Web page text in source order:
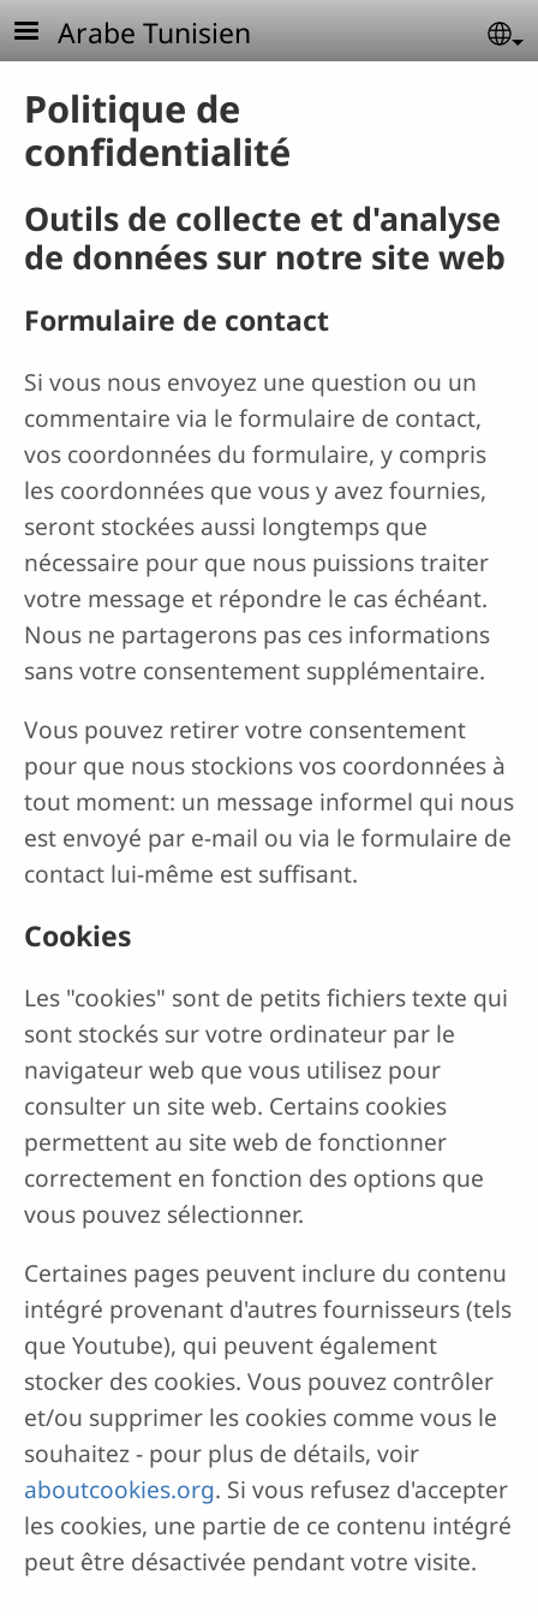
Aller au contenu principal
Arabe Tunisien
Politique de
confidentialité
Outils de collecte et d'analyse
de données sur notre site web
Formulaire de contact
Si vous nous envoyez une question ou un
commentaire via le formulaire de contact,
vos coordonnées du formulaire, y compris
les coordonnées que vous y avez fournies,
seront stockées aussi longtemps que
nécessaire pour que nous puissions traiter
votre message et répondre le cas échéant.
Nous ne partagerons pas ces informations
sans votre consentement supplémentaire.
Vous pouvez retirer votre consentement
pour que nous stockions vos coordonnées à
tout moment: un message informel qui nous
est envoyé par e-mail ou via le formulaire de
contact lui-même est suffisant.
Cookies
Les "cookies" sont de petits fichiers texte qui
sont stockés sur votre ordinateur par le
navigateur web que vous utilisez pour
consulter un site web. Certains cookies
permettent au site web de fonctionner
correctement en fonction des options que
vous pouvez sélectionner.
Certaines pages peuvent inclure du contenu
intégré provenant d'autres fournisseurs (tels
que Youtube), qui peuvent également
stocker des cookies. Vous pouvez contrôler
et/ou supprimer les cookies comme vous le
souhaitez - pour plus de détails, voir
aboutcookies.org. Si vous refusez d'accepter
les cookies, une partie de ce contenu intégré
peut être désactivée pendant votre visite.